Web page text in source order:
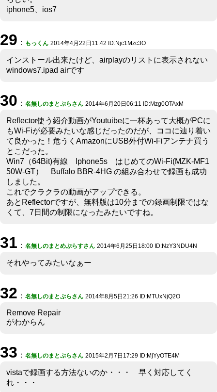
iphone5、ios7
29 ： もっくん 2014年4月22日11:42 ID:Njc1Mzc3O
インストール出来たけど、airplayのリストに表示されない
windows7.ipad airです
30 ： 名無しのまとぷらさん 2014年6月20日06:11 ID:Mzg0OTAxM
Reflector使う紹介動画がYoutuibeに一杯あって大概がPCに
もWi-Fiが必要みたいな感じだったのだが、ココに辿り着い
て良かった！危うくAmazonにUSB外付Wi-Fiアンテナ買う
とこだった。
Win7（64Bit)有線 Iphone5s はじめてのWi-Fi(MZK-MF1
50W-GT） Buffalo BBR-4HG の組み合わせで録画も成功
しました。
これでクラクラの動画がアップできる。
あとReflectorですが、無料版は10分までの録画制限ではな
くて、7日間の制限になったみたいですね。
31 ： 名無しのまとめぷらすさん 2014年6月25日18:00 ID:NzY3NDU4N
それやってみたいなぁー
32 ： 名無しのまとぷらさん 2014年8月5日21:26 ID:MTUxNjQ2O
Remove Repair
がわからん
33 ： 名無しのまとぷらさん 2015年2月7日17:29 ID:MjYyOTE4M
vistaで録画する方法ないのか・・・ 早く対応してく
れ・・・